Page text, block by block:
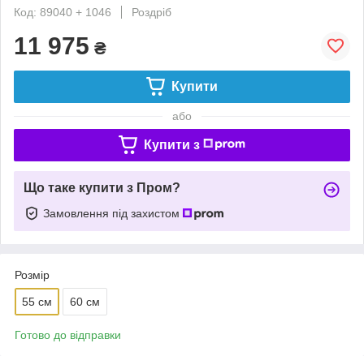
Код: 89040 + 1046
Роздріб
11 975 ₴
Купити
або
Купити з
Що таке купити з Пром?
Замовлення під захистом
Розмір
55 см 60 см
Готово до відправки